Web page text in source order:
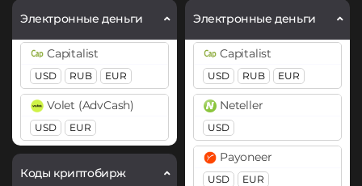
Cosmos (ATOM)
DASH
Dogecoin (DOGE)
DOGE
Ethereum (ETH)
Электронные деньги
Capitalist
USD RUB EUR
Volet (AdvCash)
USD EUR
Коды криптобирж
Cardano (ADA)
Cosmos (ATOM)
DASH
Dogecoin (DOGE)
DOGE
Polkadot (DOT)
DOT
Электронные деньги
Capitalist
USD RUB EUR
Neteller
USD
Payoneer
USD EUR